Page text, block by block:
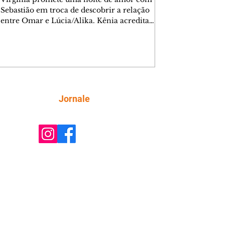
Sebastião em troca de descobrir a relação
entre Omar e Lúcia/Alika. Kênia acredita
comentam sobre a possível jazida de
tungstênio na região. Virgínia provoca
Jornale